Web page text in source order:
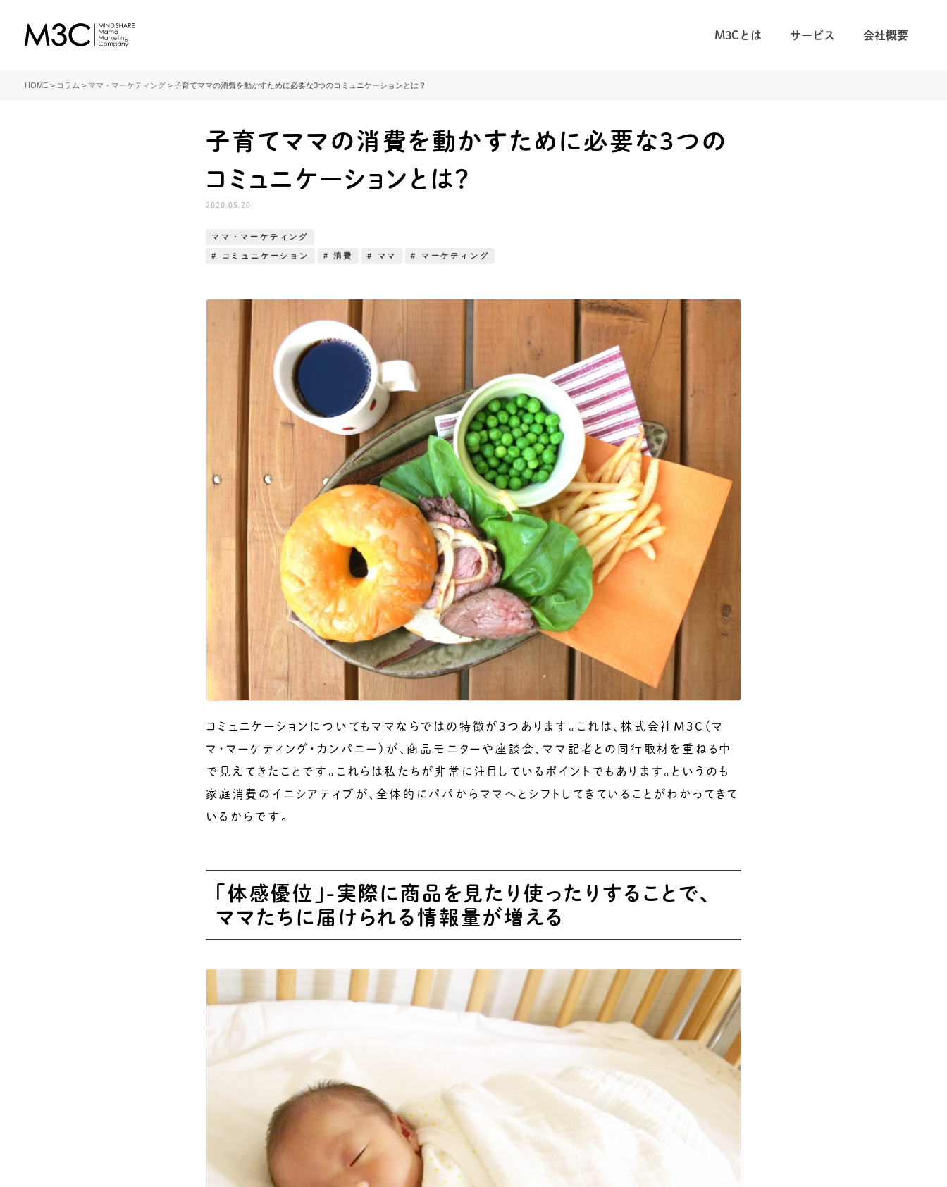
グ・カンパニー
M3Cとは サービス 会社概要
HOME > コラム > ママ・マーケティング > 子育てママの消費を動かすために必要な3つのコミュニケーションとは？
子育てママの消費を動かすために必要な3つの
コミュニケーションとは？
2020.05.20
ママ・マーケティング
# コミュニケーション # 消費 # ママ # マーケティング
コミュニケーションについてもママならではの特徴が3つあります。これは、株式会社M3C（マ
マ・マーケティング・カンパニー）が、商品モニターや座談会、ママ記者との同行取材を重ねる中
で見えてきたことです。これらは私たちが非常に注目しているポイントでもあります。というのも
家庭消費のイニシアティブが、全体的にパパからママへとシフトしてきていることがわかってきて
いるからです。
「体感優位」-実際に商品を見たり使ったりすることで、
ママたちに届けられる情報量が増える